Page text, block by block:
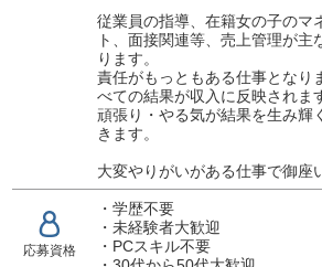
従業員の指導、在籍女の子のマ
ト、面接関連等、売上管理が主
ります。
責任がもっともある仕事となり
べての結果が収入に反映されま
頑張り・やる気が結果を生み輝
きます。
大変やりがいがある仕事で御座
応募資格
・学歴不要
・未経験者大歓迎
・PCスキル不要